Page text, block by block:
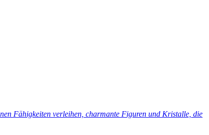
Fähigkeiten verleihen, charmante Figuren und Kristalle, die